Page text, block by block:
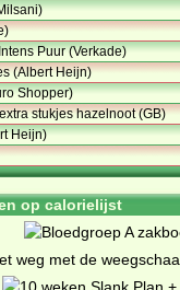
Puur (Verkade)
(Albert Heijn)
Shopper)
stukjes hazelnoot (GB)
Heijn)
op calorielijst